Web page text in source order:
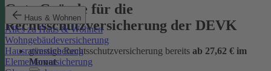
Haus & Wohnen
Alles zu Haus & Wohnen
Wohngebäudeversicherung
Hausratversicherung
Elementarversicherung
Gute Gründe für die
Rechtsschutzversicherung der DEVK
günstige Rechtsschutzversicherung bereits ab 27,62 € im
Monat